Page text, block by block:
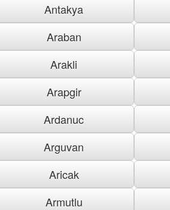
Antakya
Araban
Arakli
Arapgir
Ardanuc
Arguvan
Aricak
Armutlu